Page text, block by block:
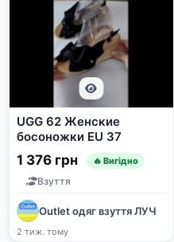
UGG 62 Женские
босоножки EU 37
1 376 грн 🔥 Вигідно
Взуття
Outlet одяг взуття ЛУЧ
2 тиж. тому